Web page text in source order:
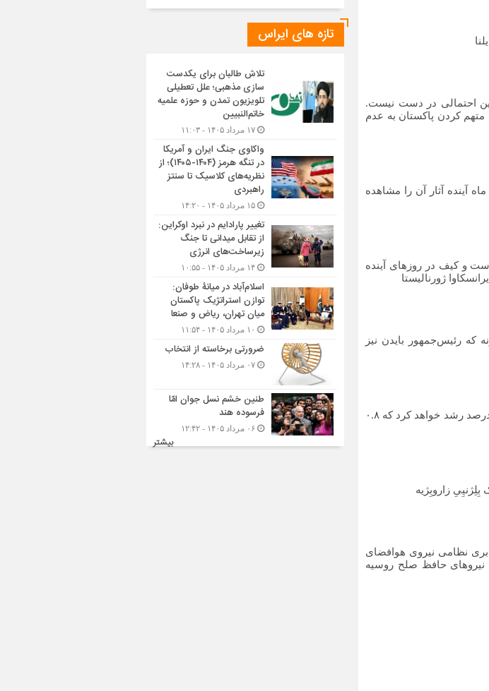
احتمالی در دست نیست.
کردن پاکستان به عدم
رئیس سازمان توسعه تجارت: توافقات اقتصادی ایران و چین محرمانه است. مردم تا ۴ ماه آینده آثار آن را مشاهده
و کیف در روزهای آینده
ژورنالیستا
ادامه دارد. همانگونه که رئیس‌جمهور بایدن نیز
صندوق بین‌المللی پول (IMF) پیش بینی کرد که اقتصاد چین در سال ۲۰۲۳ نزدیک به ۵.۲ درصد رشد خواهد کرد که ۰.۸
زاروبِژیه
نظامی نیروی هوافضای
نیروهای حافظ صلح روسیه
تازه های ایراس
تلاش طالبان برای یکدست
سازی مذهبی؛ علل تعطیلی
تلویزیون تمدن و حوزه علمیه
خاتم‌النبیین
واکاوی جنگ ایران و آمریکا
در تنگه هرمز (۱۴۰۴-۱۴۰۵)؛ از
نظریه‌های کلاسیک تا سنتز
راهبردی
تغییر پارادایم در نبرد اوکراین:
از تقابل میدانی تا جنگ
زیرساخت‌های انرژی
اسلام‌آباد در میانۀ طوفان:
توازن استراتژیک پاکستان
میان تهران، ریاض و صنعا
ضرورتی برخاسته از انتخاب
طنین خشم نسل جوان امّا
فرسوده هند
بیشتر